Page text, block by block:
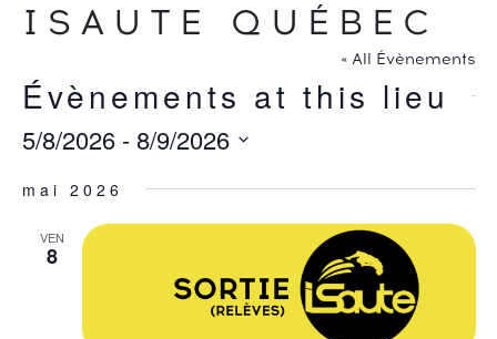
ISAUTE QUÉBEC
« All Évènements
Évènements at this lieu
5/8/2026 - 8/9/2026
la
mai 2026
VEN
8